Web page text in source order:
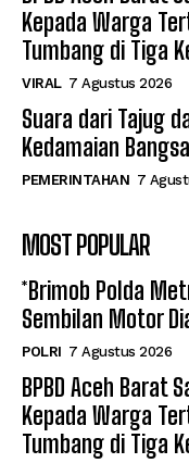
Kepada Warga
Tumbang di Tiga
VIRAL 7 Agustus 2026
Suara dari Tajug
Kedamaian
PEMERINTAHAN 7
MOST POPULAR
*Brimob Polda
Sembilan Motor
POLRI 7 Agustus 2026
BPBD Aceh Barat
Kepada Warga
Tumbang di Tiga